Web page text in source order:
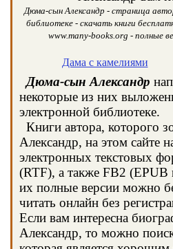
Дюма-сын Александр - страница
библиотеке - скачать книги
www.many-books.org - полные
Дама с камелиями
Дюма-сын Александр
некоторые из них
электронной библиотеке.
Книги автора, которого
Александр, на этом сайте
электронных текстовых
(RTF), а также FB2
их полные версии можно
читать онлайн без
Если вам интересна
Александр, то можно